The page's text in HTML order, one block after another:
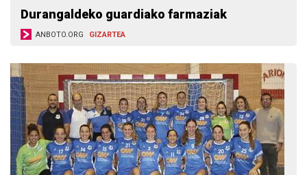
Durangaldeko guardiako farmaziak
ANBOTO.ORG GIZARTEA